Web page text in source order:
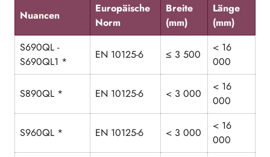
Nuancen
Europäische
Norm
Breite
(mm)
Länge
(mm)
S690QL -
S690QL1 *
EN 10125-6 ≤ 3 500
< 16
000
S890QL * EN 10125-6 < 3 000
< 16
000
S960QL * EN 10125-6 < 3 000
< 16
000